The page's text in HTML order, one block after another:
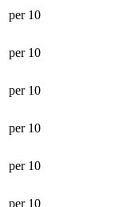
per 10
per 10
per 10
per 10
per 10
per 10